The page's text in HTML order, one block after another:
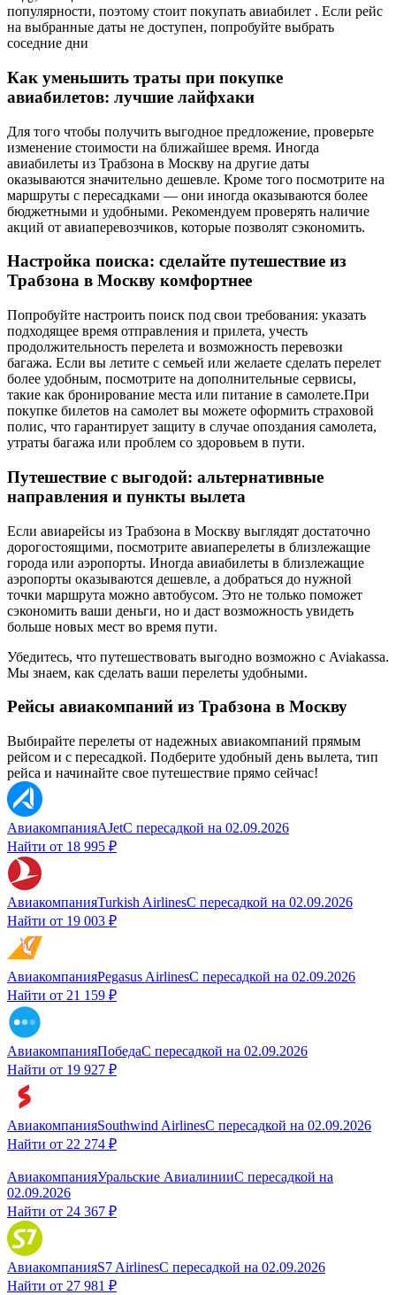
популярности, поэтому стоит покупать авиабилет . Если рейс
на выбранные даты не доступен, попробуйте выбрать
соседние дни
Как уменьшить траты при покупке
авиабилетов: лучшие лайфхаки
Для того чтобы получить выгодное предложение, проверьте
изменение стоимости на ближайшее время. Иногда
авиабилеты из Трабзона в Москву на другие даты
оказываются значительно дешевле. Кроме того посмотрите на
маршруты с пересадками — они иногда оказываются более
бюджетными и удобными. Рекомендуем проверять наличие
акций от авиаперевозчиков, которые позволят сэкономить.
Настройка поиска: сделайте путешествие из
Трабзона в Москву комфортнее
Попробуйте настроить поиск под свои требования: указать
подходящее время отправления и прилета, учесть
продолжительность перелета и возможность перевозки
багажа. Если вы летите с семьей или желаете сделать перелет
более удобным, посмотрите на дополнительные сервисы,
такие как бронирование места или питание в самолете.При
покупке билетов на самолет вы можете оформить страховой
полис, что гарантирует защиту в случае опоздания самолета,
утраты багажа или проблем со здоровьем в пути.
Путешествие с выгодой: альтернативные
направления и пункты вылета
Если авиарейсы из Трабзона в Москву выглядят достаточно
дорогостоящими, посмотрите авиаперелеты в близлежащие
города или аэропорты. Иногда авиабилеты в близлежащие
аэропорты оказываются дешевле, а добраться до нужной
точки маршрута можно автобусом. Это не только поможет
сэкономить ваши деньги, но и даст возможность увидеть
больше новых мест во время пути.
Убедитесь, что путешествовать выгодно возможно с Aviakassa.
Мы знаем, как сделать ваши перелеты удобными.
Рейсы авиакомпаний из Трабзона в Москву
Выбирайте перелеты от надежных авиакомпаний прямым
рейсом и с пересадкой. Подберите удобный день вылета, тип
рейса и начинайте свое путешествие прямо сейчас!
АвиакомпанияAJetС пересадкой на 02.09.2026
Найти от 18 995 ₽
АвиакомпанияTurkish AirlinesС пересадкой на 02.09.2026
Найти от 19 003 ₽
АвиакомпанияPegasus AirlinesС пересадкой на 02.09.2026
Найти от 21 159 ₽
АвиакомпанияПобедаС пересадкой на 02.09.2026
Найти от 19 927 ₽
АвиакомпанияSouthwind AirlinesС пересадкой на 02.09.2026
Найти от 22 274 ₽
АвиакомпанияУральские АвиалинииС пересадкой на
02.09.2026
Найти от 24 367 ₽
АвиакомпанияS7 AirlinesС пересадкой на 02.09.2026
Найти от 27 981 ₽